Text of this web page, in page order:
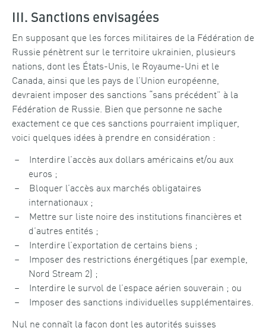
III. Sanctions envisagées
En supposant que les forces militaires de la Fédération de
Russie pénètrent sur le territoire ukrainien, plusieurs
nations, dont les États-Unis, le Royaume-Uni et le
Canada, ainsi que les pays de l’Union européenne,
devraient imposer des sanctions “sans précédent” à la
Fédération de Russie. Bien que personne ne sache
exactement ce que ces sanctions pourraient impliquer,
voici quelques idées à prendre en considération :
Interdire l’accès aux dollars américains et/ou aux
euros ;
Bloquer l’accès aux marchés obligataires
internationaux ;
Mettre sur liste noire des institutions financières et
d’autres entités ;
Interdire l’exportation de certains biens ;
Imposer des restrictions énergétiques (par exemple,
Nord Stream 2) ;
Interdire le survol de l’espace aérien souverain ; ou
Imposer des sanctions individuelles supplémentaires.
Nul ne connaît la façon dont les autorités suisses